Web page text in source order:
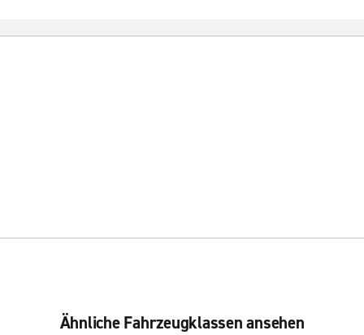
Ähnliche Fahrzeugklassen ansehen